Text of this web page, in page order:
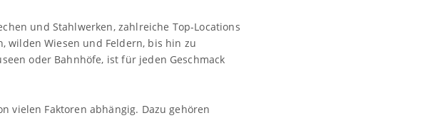
und Stahlwerken, zahlreiche Top-Locations
wilden Wiesen und Feldern, bis hin zu
oder Bahnhöfe, ist für jeden Geschmack
vielen Faktoren abhängig. Dazu gehören